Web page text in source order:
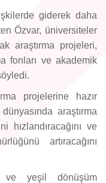
giderek daha
Özvar, üniversiteler
araştırma projeleri,
fonları ve akademik
projelerine hazır
araştırma
hızlandıracağını ve
artıracağını
ve yeşil dönüşüm